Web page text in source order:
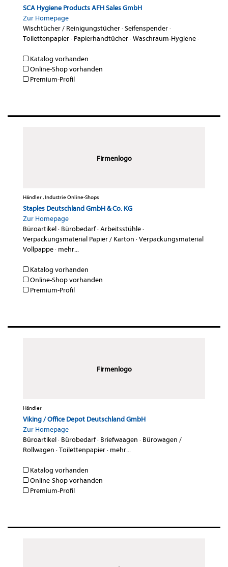
SCA Hygiene Products AFH Sales GmbH
Zur Homepage
Wischtücher / Reinigungstücher·Seifenspender·
Toilettenpapier· Papierhandtücher·Waschraum-Hygiene·
Katalog vorhanden
Online-Shop vorhanden
Premium-Profil
Firmenlogo
Händler , Industrie Online-Shops
Staples Deutschland GmbH & Co. KG
Zur Homepage
Büroartikel· Bürobedarf·Arbeitsstühle·
Verpackungsmaterial Papier / Karton ·Verpackungsmaterial
Vollpappe· mehr...
Katalog vorhanden
Online-Shop vorhanden
Premium-Profil
Firmenlogo
Händler
Viking / Office Depot Deutschland GmbH
Zur Homepage
Büroartikel· Bürobedarf· Briefwaagen · Bürowagen /
Rollwagen ·Toilettenpapier· mehr...
Katalog vorhanden
Online-Shop vorhanden
Premium-Profil